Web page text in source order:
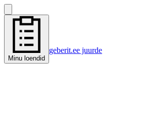
Minu loendid
geberit.ee juurde